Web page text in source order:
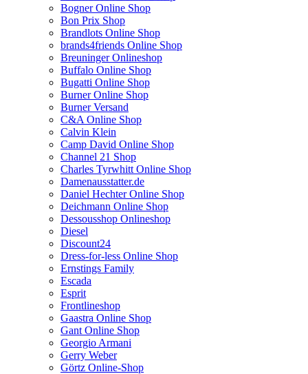
Bogner Online Shop
Bon Prix Shop
Brandlots Online Shop
brands4friends Online Shop
Breuninger Onlineshop
Buffalo Online Shop
Bugatti Online Shop
Burner Online Shop
Burner Versand
C&A Online Shop
Calvin Klein
Camp David Online Shop
Channel 21 Shop
Charles Tyrwhitt Online Shop
Damenausstatter.de
Daniel Hechter Online Shop
Deichmann Online Shop
Dessousshop Onlineshop
Diesel
Discount24
Dress-for-less Online Shop
Ernstings Family
Escada
Esprit
Frontlineshop
Gaastra Online Shop
Gant Online Shop
Georgio Armani
Gerry Weber
Görtz Online-Shop